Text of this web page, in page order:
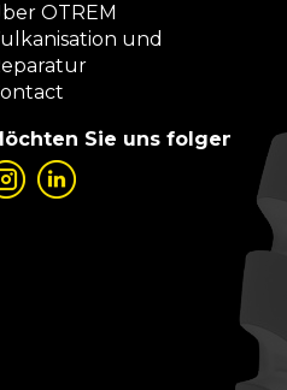
OTREM
und
Sie uns folgen?